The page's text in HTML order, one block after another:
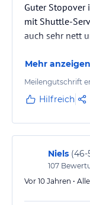
Guter Stopover
mit Shuttle-
auch sehr nett
Mehr anzeigen
Meilengutschrift
Hilfreich
Niels (46-
107
Vor 10 Jahren •